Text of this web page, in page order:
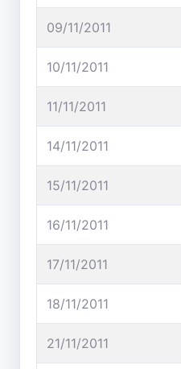
09/11/2011
10/11/2011
11/11/2011
14/11/2011
15/11/2011
16/11/2011
17/11/2011
18/11/2011
21/11/2011